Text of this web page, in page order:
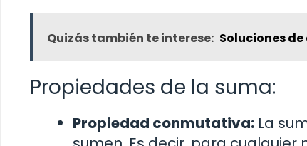
Quizás también te interese: Soluciones
Propiedades de la suma:
Propiedad conmutativa: La